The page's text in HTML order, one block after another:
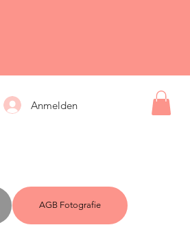
AGB Fotografie
Anmelden